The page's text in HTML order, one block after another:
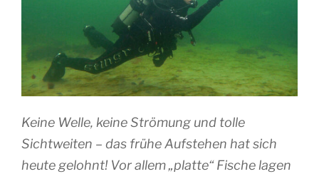
Keine Welle, keine Strömung und tolle
Sichtweiten – das frühe Aufstehen hat sich
heute gelohnt! Vor allem „platte“ Fische lagen